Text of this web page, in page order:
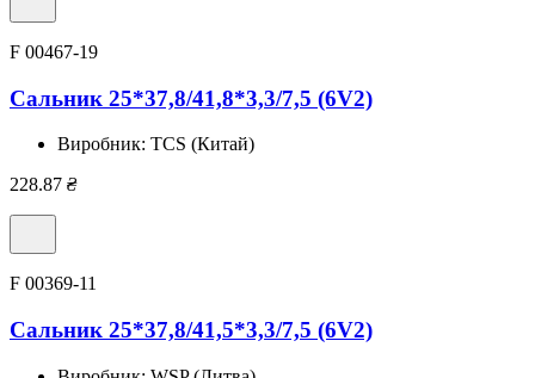
F 00467-19
Сальник 25*37,8/41,8*3,3/7,5 (6V2)
Виробник: TCS (Китай)
228.87 ₴
F 00369-11
Сальник 25*37,8/41,5*3,3/7,5 (6V2)